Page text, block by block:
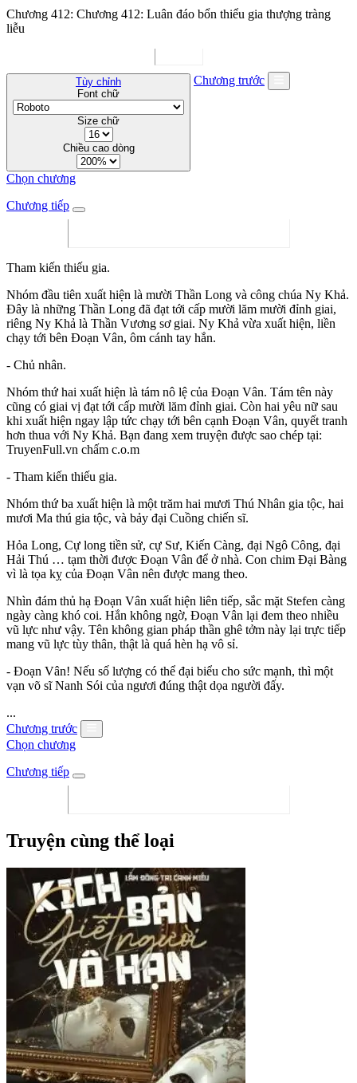
Chương 412: Chương 412: Luân đáo bổn thiểu gia thượng tràng
liễu
Tùy chỉnh
Font chữ
Size chữ
Chiều cao dòng
Chương trước
Chọn chương
Chương tiếp
Tham kiến thiếu gia.
Nhóm đầu tiên xuất hiện là mười Thần Long và công chúa Ny Khả.
Đây là những Thần Long đã đạt tới cấp mười lăm mười đỉnh giai,
riêng Ny Khả là Thần Vương sơ giai. Ny Khả vừa xuất hiện, liền
chạy tới bên Đoạn Vân, ôm cánh tay hắn.
- Chủ nhân.
Nhóm thứ hai xuất hiện là tám nô lệ của Đoạn Vân. Tám tên này
cũng có giai vị đạt tới cấp mười lăm đỉnh giai. Còn hai yêu nữ sau
khi xuất hiện ngay lập tức chạy tới bên cạnh Đoạn Vân, quyết tranh
hơn thua với Ny Khả. Bạn đang xem truyện được sao chép tại:
TruyenFull.vn chấm c.o.m
- Tham kiến thiếu gia.
Nhóm thứ ba xuất hiện là một trăm hai mươi Thú Nhân gia tộc, hai
mươi Ma thú gia tộc, và bảy đại Cuồng chiến sĩ.
Hỏa Long, Cự long tiền sử, cự Sư, Kiến Càng, đại Ngô Công, đại
Hải Thú … tạm thời được Đoạn Vân để ở nhà. Con chim Đại Bàng
vì là tọa kỵ của Đoạn Vân nên được mang theo.
Nhìn đám thủ hạ Đoạn Vân xuất hiện liên tiếp, sắc mặt Stefen càng
ngày càng khó coi. Hắn không ngờ, Đoạn Vân lại đem theo nhiều
vũ lực như vậy. Tên không gian pháp thần ghê tởm này lại trực tiếp
mang vũ lực tùy thân, thật là quá hèn hạ vô sỉ.
- Đoạn Vân! Nếu số lượng có thể đại biểu cho sức mạnh, thì một
vạn võ sĩ Nanh Sói của ngươi đúng thật dọa người đấy.
...
Chương trước
Chọn chương
Chương tiếp
Truyện cùng thể loại